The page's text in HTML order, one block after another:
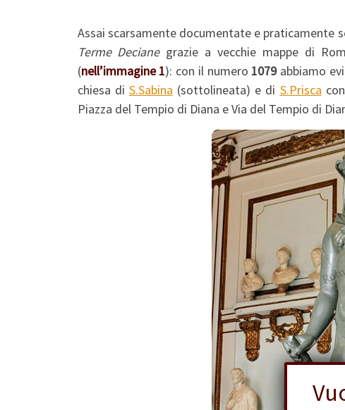
Assai scarsamente documentate e praticamente
Terme Decianegrazie a vecchie mappe di
(nell’immagine 1): con il numero 1079abbiamo
chiesa di S.Sabina (sottolineata) e di S.Prisca
Piazza del Tempio di Diana e Via del Tempio di